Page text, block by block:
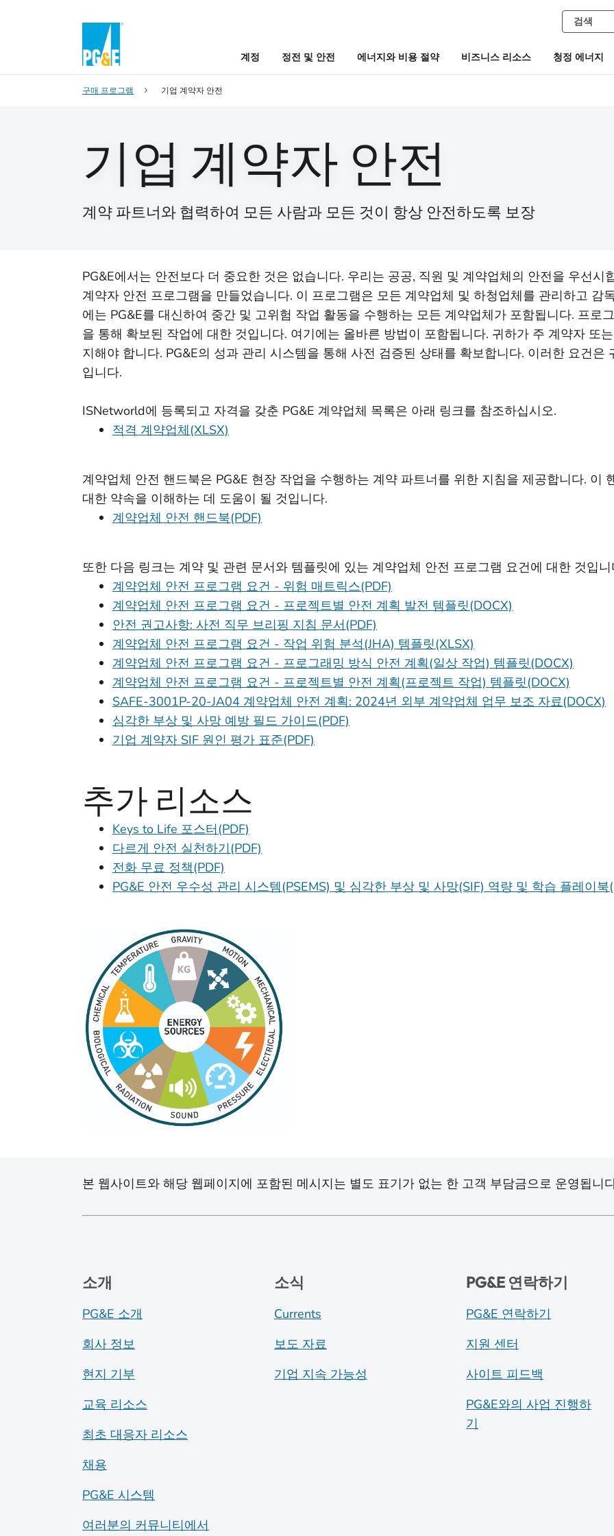
계정 정전 및 안전 에너지와 비용 절약 비즈니스 리소스 청정 에너지
구매 프로그램 기업 계약자 안전
기업 계약자 안전
계약 파트너와 협력하여 모든 사람과 모든 것이 항상 안전하도록 보장
PG&E에서는 안전보다 더 중요한 것은 없습니다. 우리는 공공, 직원 및 계약업체의 안전을 우선시
계약자 안전 프로그램을 만들었습니다. 이 프로그램은 모든 계약업체 및 하청업체를 관리하고 감
에는 PG&E를 대신하여 중간 및 고위험 작업 활동을 수행하는 모든 계약업체가 포함됩니다. 프로
을 통해 확보된 작업에 대한 것입니다. 여기에는 올바른 방법이 포함됩니다. 귀하가 주 계약자 또
지해야 합니다. PG&E의 성과 관리 시스템을 통해 사전 검증된 상태를 확보합니다. 이러한 요건은
입니다.
ISNetworld에 등록되고 자격을 갖춘 PG&E 계약업체 목록은 아래 링크를 참조하십시오.
적격 계약업체(XLSX)
계약업체 안전 핸드북은 PG&E 현장 작업을 수행하는 계약 파트너를 위한 지침을 제공합니다. 이
대한 약속을 이해하는 데 도움이 될 것입니다.
계약업체 안전 핸드북(PDF)
또한 다음 링크는 계약 및 관련 문서와 템플릿에 있는 계약업체 안전 프로그램 요건에 대한 것입니
계약업체 안전 프로그램 요건 - 위험 매트릭스(PDF)
계약업체 안전 프로그램 요건 - 프로젝트별 안전 계획 발전 템플릿(DOCX)
안전 권고사항: 사전 직무 브리핑 지침 문서(PDF)
계약업체 안전 프로그램 요건 - 작업 위험 분석(JHA) 템플릿(XLSX)
계약업체 안전 프로그램 요건 - 프로그래밍 방식 안전 계획(일상 작업) 템플릿(DOCX)
계약업체 안전 프로그램 요건 - 프로젝트별 안전 계획(프로젝트 작업) 템플릿(DOCX)
SAFE-3001P-20-JA04 계약업체 안전 계획: 2024년 외부 계약업체 업무 보조 자료(DOCX)
심각한 부상 및 사망 예방 필드 가이드(PDF)
기업 계약자 SIF 원인 평가 표준(PDF)
추가 리소스
Keys to Life 포스터(PDF)
다르게 안전 실천하기(PDF)
전화 무료 정책(PDF)
PG&E 안전 우수성 관리 시스템(PSEMS) 및 심각한 부상 및 사망(SIF) 역량 및 학습 플레이북
본 웹사이트와 해당 웹페이지에 포함된 메시지는 별도 표기가 없는 한 고객 부담금으로 운영됩니
소개
PG&E 소개
회사 정보
현지 기부
교육 리소스
최초 대응자 리소스
채용
PG&E 시스템
여러분의 커뮤니티에서
소식
Currents
보도 자료
기업 지속 가능성
PG&E 연락하기
PG&E 연락하기
지원 센터
사이트 피드백
PG&E와의 사업 진행하
기